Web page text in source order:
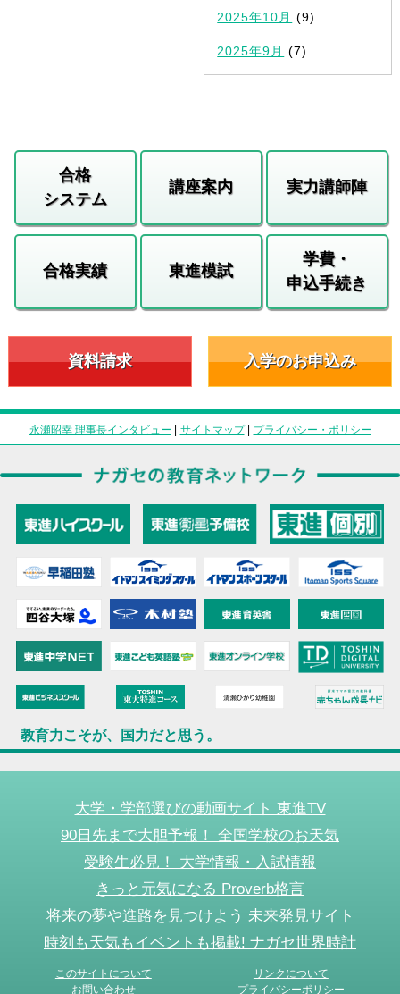
2025年10月 (9)
2025年9月 (7)
合格
システム
講座案内 実力講師陣
合格実績 東進模試
学費・
申込手続き
資料請求 入学のお申込み
永瀬昭幸 理事長インタビュー | サイトマップ| プライバシー・ポリシー
教育力こそが、国力だと思う。
大学・学部選びの動画サイト 東進TV
90日先まで大胆予報！ 全国学校のお天気
受験生必見！ 大学情報・入試情報
きっと元気になる Proverb格言
将来の夢や進路を見つけよう 未来発見サイト
時刻も天気もイベントも掲載! ナガセ世界時計
このサイトについて
リンクについて
お問い合わせ
プライバシーポリシー